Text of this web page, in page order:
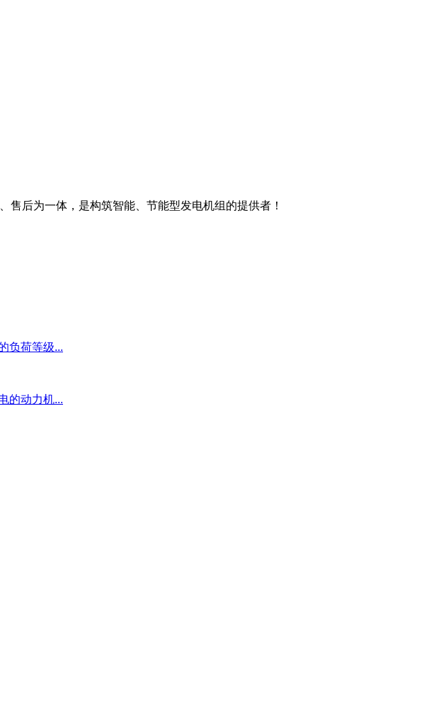
售后为一体，是构筑智能、节能型发电机组的提供者！
负荷等级...
的动力机...